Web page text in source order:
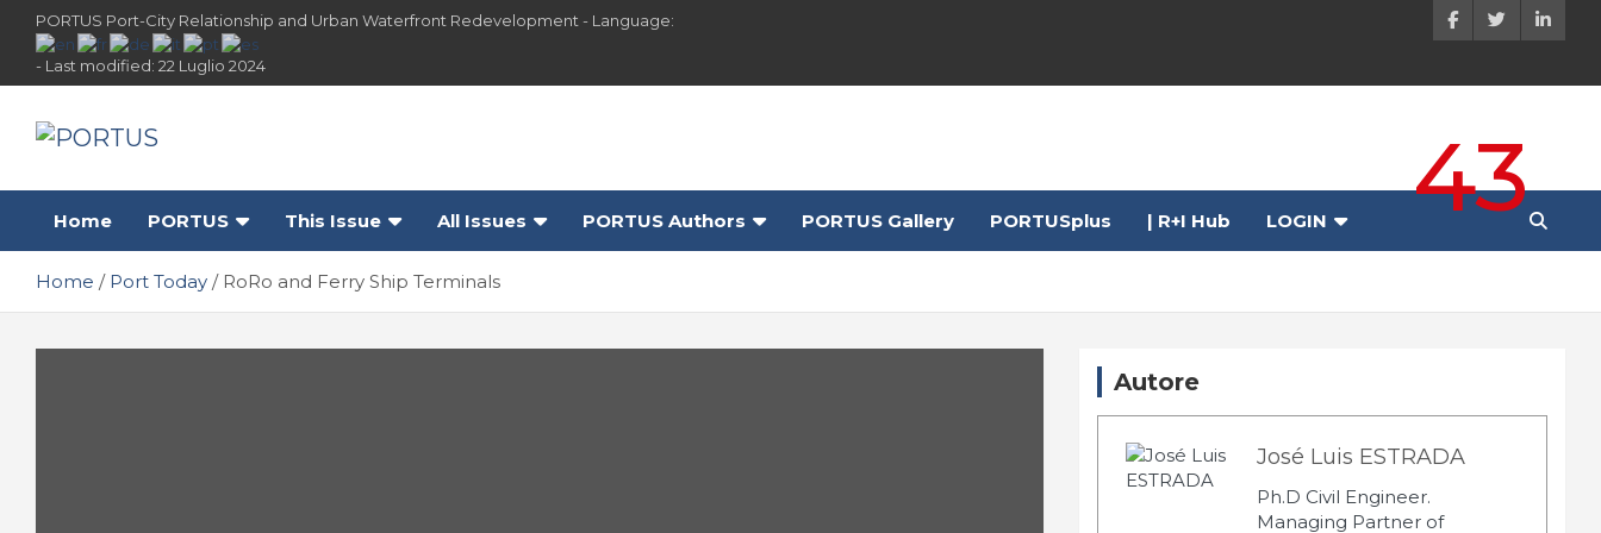
content
PORTUS Port-City Relationship and Urban Waterfront Redevelopment - Language:
- Last modified: 22 Luglio 2024
PORTUS
Redevelopment
43
Home PORTUS This Issue All Issues PORTUS Authors PORTUS Gallery PORTUSplus | R+I Hub LOGIN
Home Port Today RoRo and Ferry Ship Terminals
Autore
José Luis ESTRADA
Ph.D Civil Engineer.
Managing Partner of